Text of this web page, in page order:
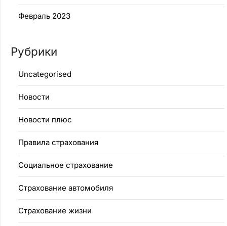
Февраль 2023
Рубрики
Uncategorised
Новости
Новости плюс
Правила страхования
Социальное страхование
Страхование автомобиля
Страхование жизни